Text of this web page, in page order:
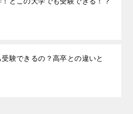
験できるの？高卒との違いと